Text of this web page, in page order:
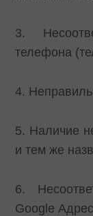
3.
телефона
4.
5. Наличие
и тем же
6.
Google